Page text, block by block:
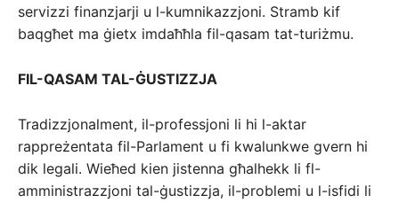
servizzi finanzjarji u l-kumnikazzjoni. Stramb kif
baqgħet ma ġietx imdaħħla fil-qasam tat-turiżmu.
FIL-QASAM TAL-ĠUSTIZZJA
Tradizzjonalment, il-professjoni li hi l-aktar
rappreżentata fil-Parlament u fi kwalunkwe gvern hi
dik legali. Wieħed kien jistenna għalhekk li fl-
amministrazzjoni tal-ġustizzja, il-problemi u l-isfidi li